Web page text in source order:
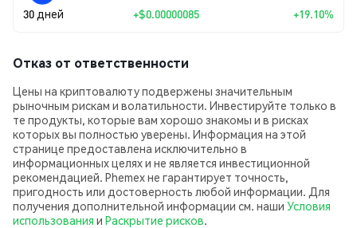
30 дней +$0.00000085 +19.10%
Отказ от ответственности
Цены на криптовалюту подвержены значительным
рыночным рискам и волатильности. Инвестируйте только в
те продукты, которые вам хорошо знакомы и в рисках
которых вы полностью уверены. Информация на этой
странице предоставлена исключительно в
информационных целях и не является инвестиционной
рекомендацией. Phemex не гарантирует точность,
пригодность или достоверность любой информации. Для
получения дополнительной информации см. наши Условия
использования и Раскрытие рисков.